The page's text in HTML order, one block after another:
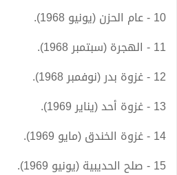
10 - عام الحزن (يونيو 1968).
11 - الهجرة (سبتمبر 1968).
12 - غزوة بدر (نوفمبر 1968).
13 - غزوة أحد (يناير 1969).
14 - غزوة الخندق (مايو 1969).
15 - صلح الحديبية (يونيو 1969).